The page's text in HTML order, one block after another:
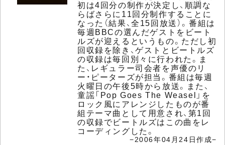
初は4回分の制作が決定し、順調な
らばさらに11回分制作することに
なった（結果、全15回放送）。番組は
毎週BBCの選んだゲストをビート
ルズが迎えるというもの。ただし初
回収録を除き、ゲストとビートルズ
の収録は毎回別々に行われた。ま
た、レギュラー司会者を声優のリ
ー・ピーターズが担当。番組は毎週
火曜日の午後5時から放送。また、
童謡「Pop Goes The Weasel」を
ロック風にアレンジしたものが番
組テーマ曲として用意され、第1回
の収録でビートルズはこの曲をレ
コーディングした。
−2006年04月24日作成−